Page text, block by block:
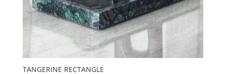
TANGERINE RECTANGLE